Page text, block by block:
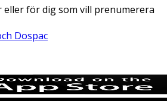
eller för dig som vill prenumerera
Dospac